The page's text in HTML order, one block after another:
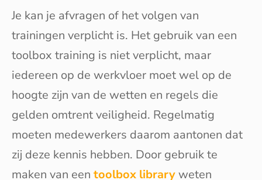
Je kan je afvragen of het volgen van
trainingen verplicht is. Het gebruik van een
toolbox training is niet verplicht, maar
iedereen op de werkvloer moet wel op de
hoogte zijn van de wetten en regels die
gelden omtrent veiligheid. Regelmatig
moeten medewerkers daarom aantonen dat
zij deze kennis hebben. Door gebruik te
maken van een toolbox libraryweten